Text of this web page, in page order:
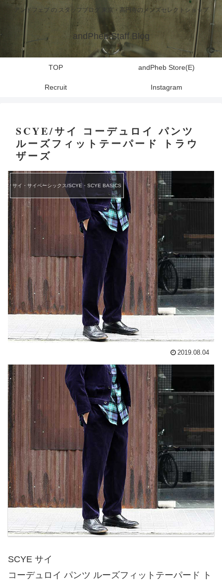
アンドフェブ の スタッフブログ 東京・高円寺のメンズセレクトショップ
andPheb Staff Blog
TOP andPheb Store(E)
Recruit Instagram
SCYE/サイ コーデュロイ パンツ
ルーズフィットテーパード トラウ
ザーズ
サイ・サイベーシックス/SCYE・SCYE BASICS
2019.08.04
SCYE サイ
コーデュロイ パンツ ルーズフィットテーパード ト